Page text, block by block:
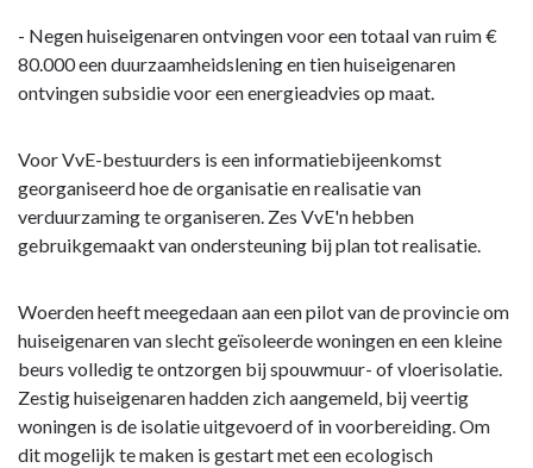
Wat
heeft
Woerden
- Negen huiseigenaren ontvingen voor een totaal van ruim €
80.000 een duurzaamheidslening en tien huiseigenaren
ontvingen subsidie voor een energieadvies op maat.
Voor VvE-bestuurders is een informatiebijeenkomst
georganiseerd hoe de organisatie en realisatie van
verduurzaming te organiseren. Zes VvE'n hebben
gebruikgemaakt van ondersteuning bij plan tot realisatie.
Woerden heeft meegedaan aan een pilot van de provincie om
huiseigenaren van slecht geïsoleerde woningen en een kleine
beurs volledig te ontzorgen bij spouwmuur- of vloerisolatie.
Zestig huiseigenaren hadden zich aangemeld, bij veertig
woningen is de isolatie uitgevoerd of in voorbereiding. Om
dit mogelijk te maken is gestart met een ecologisch